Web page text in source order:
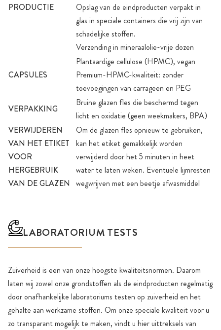
PRODUCTIE
Opslag van de eindproducten verpakt in
glas in speciale containers die vrij zijn van
schadelijke stoffen.
Verzending in mineraalolie-vrije dozen
CAPSULES
Plantaardige cellulose (HPMC), vegan
Premium-HPMC-kwaliteit: zonder
toevoegingen van carrageen en PEG
VERPAKKING
Bruine glazen fles die beschermd tegen
licht en oxidatie (geen weekmakers, BPA)
VERWIJDEREN
VAN HET ETIKET
VOOR
HERGEBRUIK
VAN DE GLAZEN
Om de glazen fles opnieuw te gebruiken,
kan het etiket gemakkelijk worden
verwijderd door het 5 minuten in heet
water te laten weken. Eventuele lijmresten
wegwrijven met een beetje afwasmiddel
LABORATORIUM TESTS
Zuiverheid is een van onze hoogste kwaliteitsnormen. Daarom
laten wij zowel onze grondstoffen als de eindproducten regelmatig
door onafhankelijke laboratoriums testen op zuiverheid en het
gehalte aan werkzame stoffen. Om onze speciale kwaliteit voor u
zo transparant mogelijk te maken, vindt u hier uittreksels van